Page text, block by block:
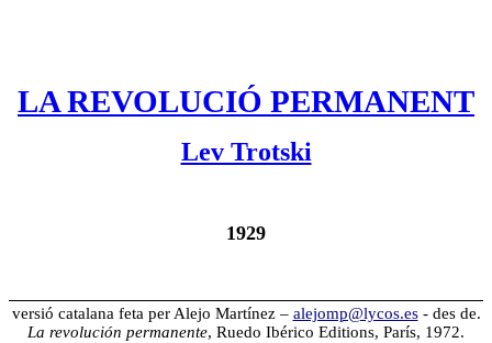
LA REVOLUCIÓ PERMANENT
Lev Trotski
1929
versió catalana feta per Alejo Martínez – alejomp@lycos.es - des de.
La revolución permanente, Ruedo Ibérico Editions, París, 1972.